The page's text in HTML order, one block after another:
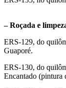
– Roçada e
ERS-129, do
Guaporé.
ERS-130, do
Encantado (pintura